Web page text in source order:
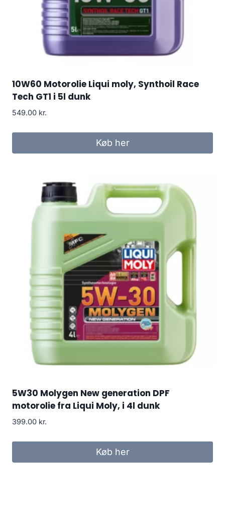
10W60 Motorolie Liqui moly, Synthoil Race
Tech GT1 i 5l dunk
549.00 kr.
Køb her
5W30 Molygen New generation DPF
motorolie fra Liqui Moly, i 4l dunk
399.00 kr.
Køb her